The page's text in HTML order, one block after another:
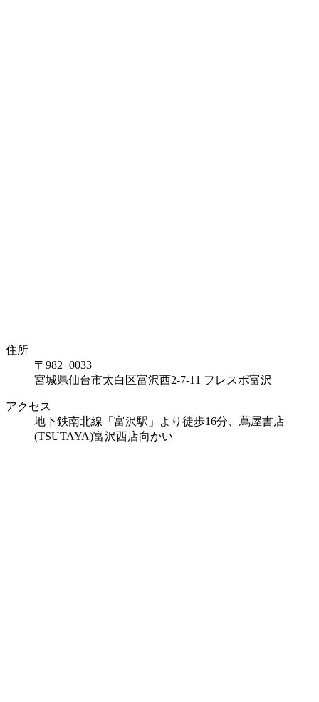
住所
〒982−0033
宮城県仙台市太白区富沢西2-7-11 フレスポ富沢
アクセス
地下鉄南北線「富沢駅」より徒歩16分、蔦屋書店
(TSUTAYA)富沢西店向かい